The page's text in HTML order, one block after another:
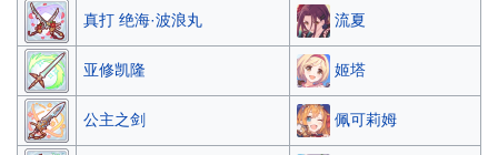
真打 绝海·波浪丸 流夏
亚修凯隆 姬塔
公主之剑 佩可莉姆